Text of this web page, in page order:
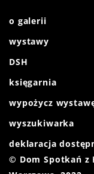
o galerii
wystawy
DSH
księgarnia
wypożycz
wyszukiwarka
deklaracja
© Dom Spotkań z